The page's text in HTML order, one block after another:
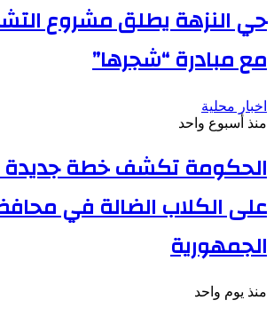
حي النزهة يطلق مشروع
مع مبادرة “شجرها”
اخبار محلية
منذ أسبوع واحد
الحكومة تكشف خطة جديدة
على الكلاب الضالة في
الجمهورية
منذ يوم واحد